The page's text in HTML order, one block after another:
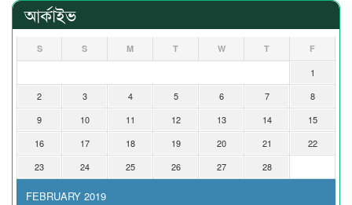
আর্কাইভ
FEBRUARY 2019
S S M T W T F
1
2
3 4 5 6 7
8
9
10 11 12 13 14
15
16
17 18 19 20 21
22
23
24 25 26 27 28